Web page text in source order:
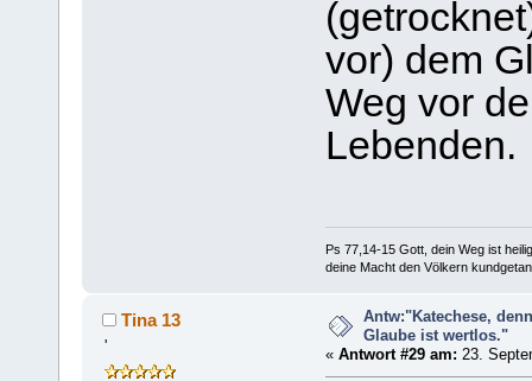
vor) dem
Weg vor
Lebenden.
Ps 77,14-15 Gott, dein Weg ist
deine Macht den Völkern
Tina 13
'
Antw:"Katechese,
Glaube ist wertlos."
« Antwort #29 am: 23.